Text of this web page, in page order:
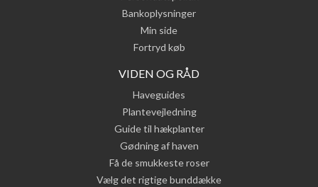
Bankoplysninger
Min side
Fortryd køb
VIDEN OG RÅD
Haveguides
Plantevejledning
Guide til hækplanter
Gødning af haven
Få de smukkeste roser
Vælg det rigtige bunddække